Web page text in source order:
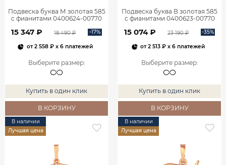
Подвеска буква М золотая 585
с фианитами 0400624-00770
15 347 ₽ 18 490 ₽ -17%
от2 558 ₽x 6 платежей
Выберите размер:
Купить в один клик
В КОРЗИНУ
Подвеска буква В золотая 585
с фианитами 0400623-00770
15 074 ₽ 23 190 ₽ -35%
от2 513 ₽ x 6 платежей
Выберите размер:
Купить в один клик
В КОРЗИНУ
В наличии
Лучшая цена
В наличии
Лучшая цена